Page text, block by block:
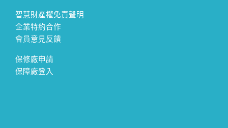
智慧財產權免責聲明
企業特約合作
會員意見反饋
保修廠申請
保障廠登入